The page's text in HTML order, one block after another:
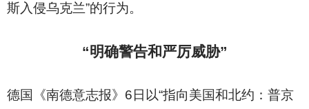
斯入侵乌克兰”的行为。
“明确警告和严厉威胁”
德国《南德意志报》6日以“指向美国和北约：普京